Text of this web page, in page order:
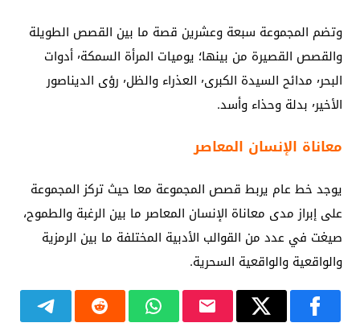
وتضم المجموعة سبعة وعشرين قصة ما بين القصص الطويلة
والقصص القصيرة من بينها؛ يوميات المرأة السمكة٬ أدوات
البحر٬ مدائح السيدة الكبرى٬ العذراء والظل٬ رؤى الديناصور
الأخير٬ بدلة وحذاء وأسد.
معاناة الإنسان المعاصر
يوجد خط عام يربط قصص المجموعة معا حيث تركز المجموعة
على إبراز مدى معاناة الإنسان المعاصر ما بين الرغبة والطموح،
صيغت في عدد من القوالب الأدبية المختلفة ما بين الرمزية
والواقعية والواقعية السحرية.